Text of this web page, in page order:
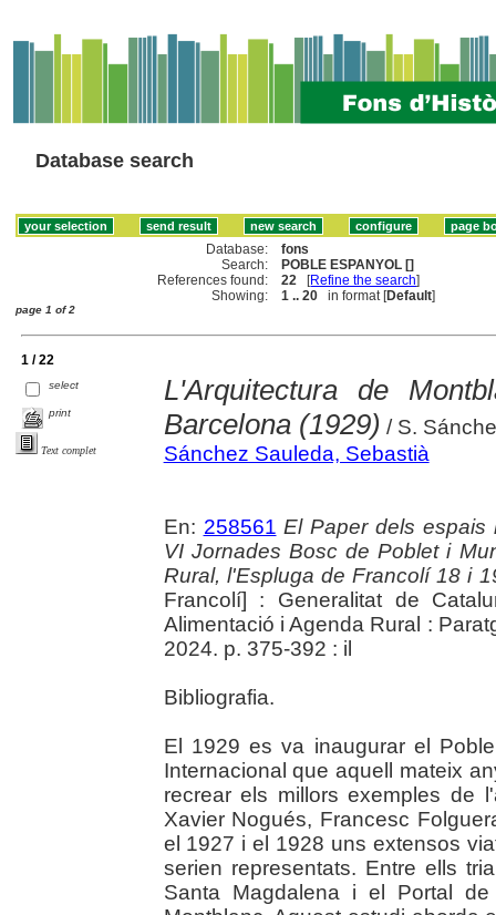
Database search
Database:
fons
Search:
POBLE ESPANYOL []
References found:
22 [Refine the search]
Showing:
1 .. 20 in format [Default]
page 1 of 2
1 / 22
select
print
Text complet
L'Arquitectura de
Barcelona (1929) / S.
Sánchez Sauleda, Sebastià
En: 258561 El Paper dels espais
VI Jornades Bosc de Poblet i
Rural, l'Espluga de Francolí 18 i
Francolí] : Generalitat de
Alimentació i Agenda Rural :
2024. p. 375-392 : il
Bibliografia.
El 1929 es va inaugurar el
Internacional que aquell mateix
recrear els millors exemples de
Xavier Nogués, Francesc
el 1927 i el 1928 uns extensos
serien representats. Entre ells
Santa Magdalena i el Portal